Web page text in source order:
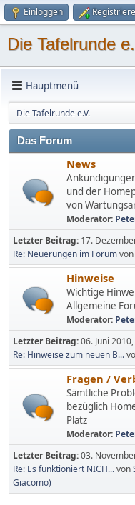
Einloggen
Die Tafelrunde
Hauptmenü
Die Tafelrunde e.V.
Das Forum
News
und der
von
Moderator:
Letzter Beitrag: 17.
Re: Neuerungen im Forumvon
Hinweise
Wichtige
Allgemeine
Moderator:
Letzter Beitrag:06. Juni
Re: Hinweise zum neuen B...
Fragen /
Sämtliche
bezüglich
Platz
Moderator:
Letzter Beitrag:03.
Re: Es funktioniert NICH...von
Giacomo)